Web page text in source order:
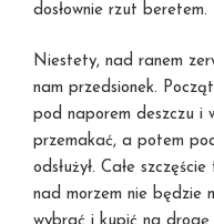
dosłownie rzut beretem.
Niestety, nad ranem
nam przedsionek.
pod naporem deszczu i
przemakać, a potem
odsłużył. Całe
nad morzem nie będzie